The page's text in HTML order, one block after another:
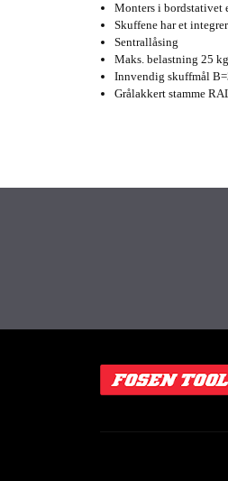
Monters i bordstativet
Skuffene har et
Sentrallåsing
Maks. belastning 25
Innvendig skuffmål
Grålakkert stamme